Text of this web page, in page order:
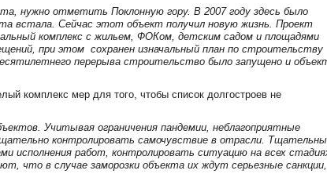
нужно отметить Поклонную гору. В 2007 году здесь было
встала. Сейчас этот объект получил новую жизнь. Проект
комплекс с жильем, ФОКом, детским садом и площадями
при этом сохранен изначальный план по строительству
перерыва строительство было запущено и
комплекс мер для того, чтобы список долгостроев не
Учитывая ограничения пандемии, неблагоприятные
контролировать самочувствие в отрасли.
исполнения работ, контролировать ситуацию на всех
что в случае заморозки объекта их ждут серьезные санкции,